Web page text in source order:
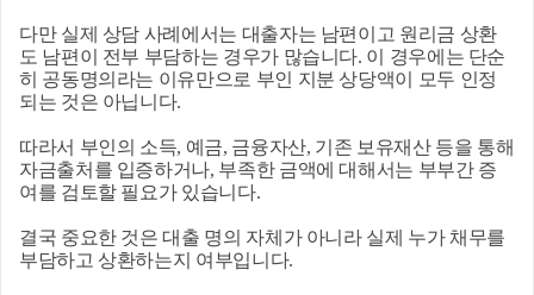
다만 실제 상담 사례에서는 대출자는 남편이고 원리금 상환
도 남편이 전부 부담하는 경우가 많습니다. 이 경우에는 단순
히 공동명의라는 이유만으로 부인 지분 상당액이 모두 인정
되는 것은 아닙니다.
따라서 부인의 소득, 예금, 금융자산, 기존 보유재산 등을 통해
자금출처를 입증하거나, 부족한 금액에 대해서는 부부간 증
여를 검토할 필요가 있습니다.
결국 중요한 것은 대출 명의 자체가 아니라 실제 누가 채무를
부담하고 상환하는지 여부입니다.